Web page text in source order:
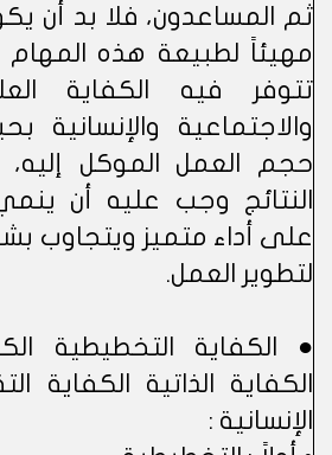
ثم المساعدون، فلا بد أن
مهيئاً لطبيعة هذه المهام
تتوفر فيه الكفاية
والاجتماعية والإنسانية
حجم العمل الموكل
النتائج وجب عليه أن
على أداء متميز ويتجاوب
لتطوير العمل.
● الكفاية التخطيطية
الكفاية الذاتية الكفاية
الإنسانية :